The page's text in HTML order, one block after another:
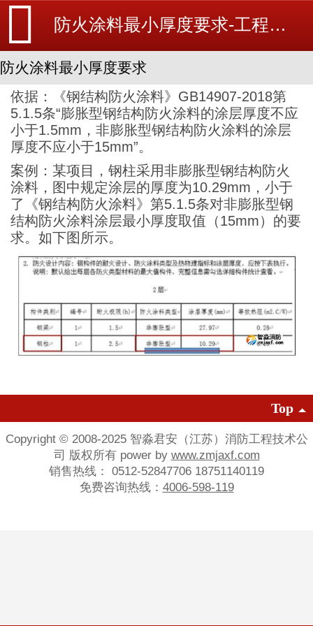
防火涂料最小厚度要求-工程动态-消防设备安装_北京探测器清洗_江苏消防改造维修-苏州消防工程施工安装公司-
防火涂料最小厚度要求
依据：《钢结构防火涂料》GB14907-2018第
5.1.5条“膨胀型钢结构防火涂料的涂层厚度不应
小于1.5mm，非膨胀型钢结构防火涂料的涂层
厚度不应小于15mm”。
案例：某项目，钢柱采用非膨胀型钢结构防火
涂料，图中规定涂层的厚度为10.29mm，小于
了《钢结构防火涂料》第5.1.5条对非膨胀型钢
结构防火涂料涂层最小厚度取值（15mm）的要
求。如下图所示。
Top
Copyright © 2008-2025 智淼君安（江苏）消防工程技术公
司 版权所有 power by www.zmjaxf.com
销售热线： 0512-52847706 18751140119
免费咨询热线： 4006-598-119